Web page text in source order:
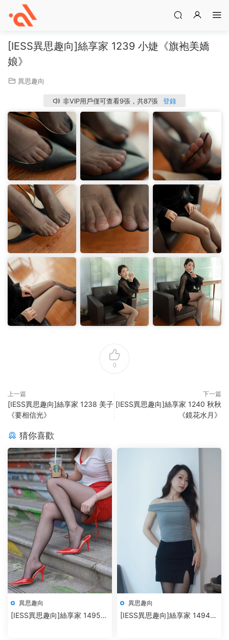
[IESS異思趣向]絲享家 1239 小婕《旗袍美嬌
娘》
異思趣向
非VIP用戶僅可查看9張，共87張 登錄
0
上一篇
[IESS異思趣向]絲享家 1238 美子
《要相信光》
下一篇
[IESS異思趣向]絲享家 1240 秋秋
《鏡花水月》
猜你喜歡
異思趣向
[IESS異思趣向]絲享家 1495
異思趣向
[IESS異思趣向]絲享家 1494